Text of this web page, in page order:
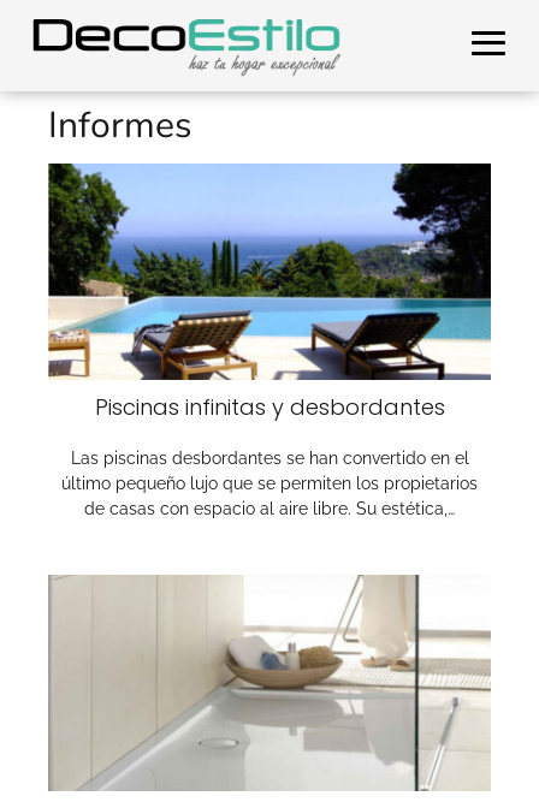
Informes
Piscinas infinitas y desbordantes
Las piscinas desbordantes se han convertido en el
último pequeño lujo que se permiten los propietarios
de casas con espacio al aire libre. Su estética,…